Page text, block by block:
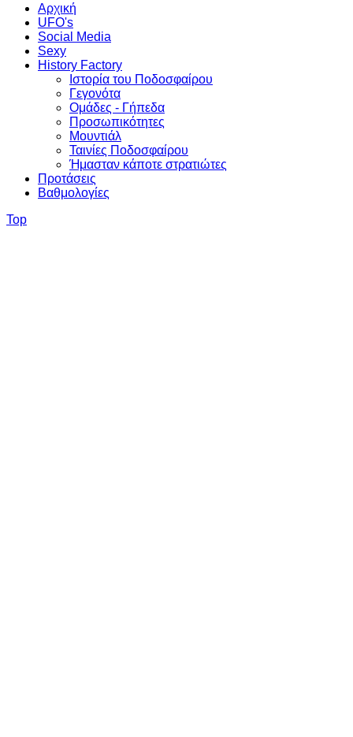
Αρχική
UFO's
Social Media
Sexy
History Factory
Ιστορία του Ποδοσφαίρου
Γεγονότα
Ομάδες - Γήπεδα
Προσωπικότητες
Μουντιάλ
Ταινίες Ποδοσφαίρου
Ήμασταν κάποτε στρατιώτες
Προτάσεις
Βαθμολογίες
Top